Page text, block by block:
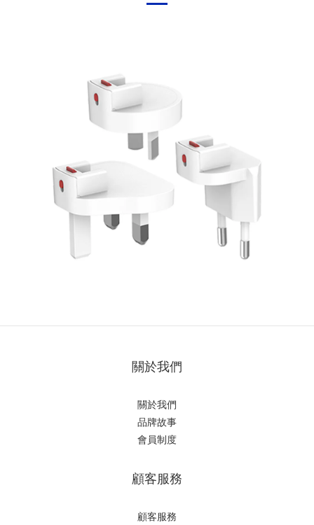
關於我們
關於我們
品牌故事
會員制度
顧客服務
顧客服務